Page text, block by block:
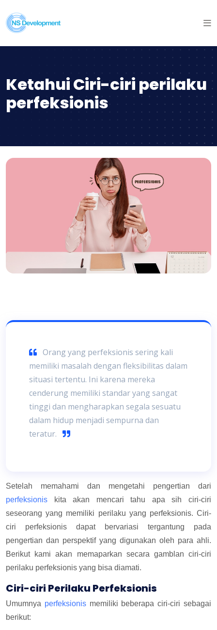
Ketahui Ciri-ciri perilaku
perfeksionis
Orang yang perfeksionis sering kali
memiliki masalah dengan fleksibilitas dalam
situasi tertentu. Ini karena mereka
cenderung memiliki standar yang sangat
tinggi dan mengharapkan segala sesuatu
dalam hidup menjadi sempurna dan
teratur.
Setelah memahami dan mengetahi pengertian dari
perfeksionis kita akan mencari tahu apa sih ciri-ciri
seseorang yang memiliki perilaku yang perfeksionis. Ciri-
ciri perfeksionis dapat bervariasi tergantung pada
pengertian dan perspektif yang digunakan oleh para ahli.
Berikut kami akan memaparkan secara gamblan ciri-ciri
perilaku perfeksionis yang bisa diamati.
Ciri-ciri Perilaku Perfeksionis
Umumnya perfeksionismemiliki beberapa ciri-ciri sebagai
berikut: